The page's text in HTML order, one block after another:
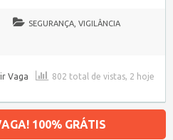
SEGURANÇA, VIGILÂNCIA
802 total de vistas, 2 hoje
Vaga
100% GRÁTIS